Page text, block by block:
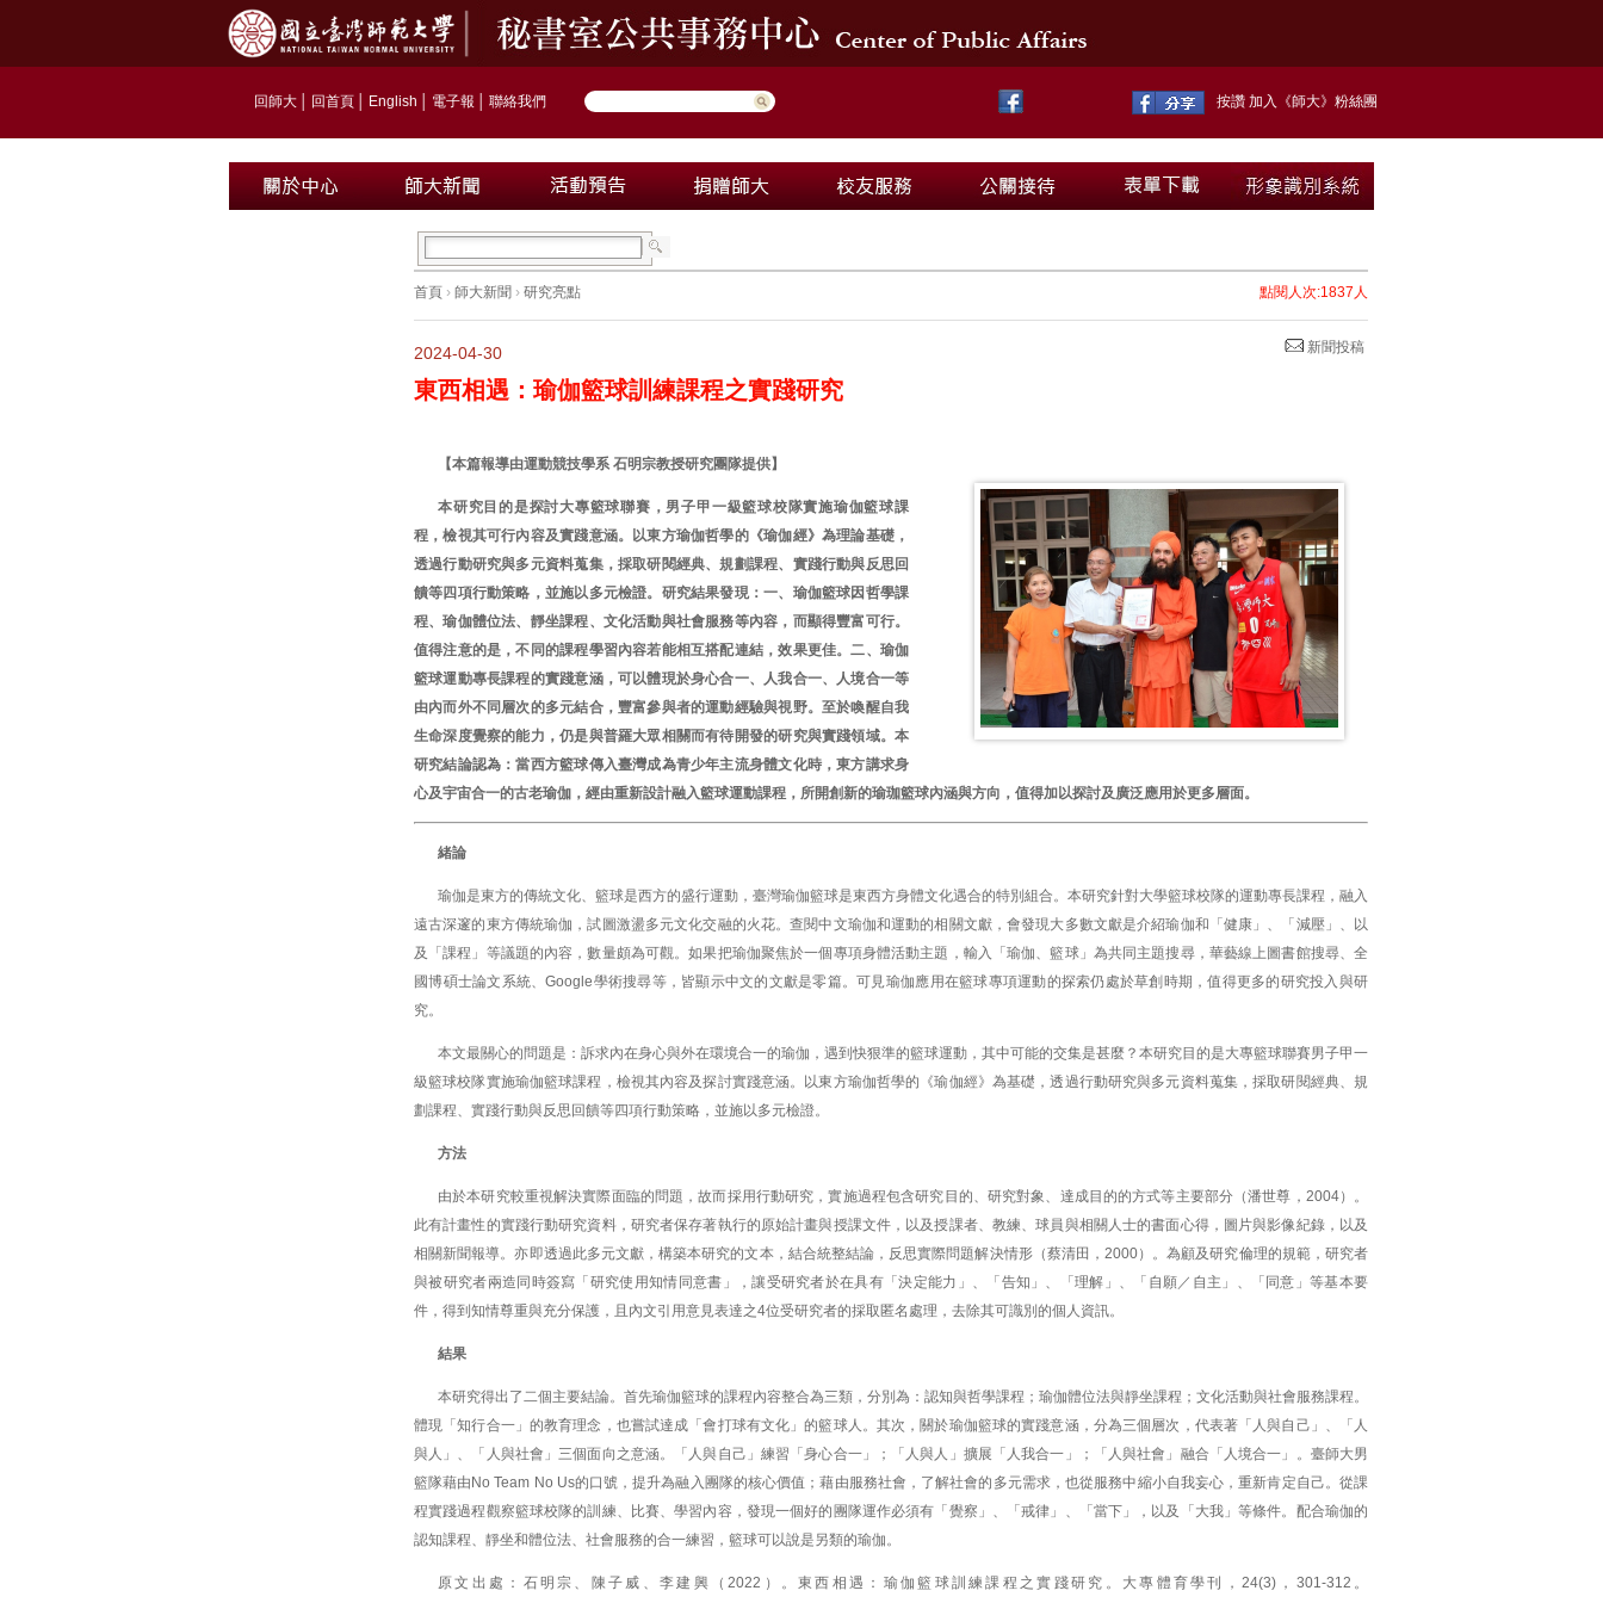
回師大 回首頁 English 電子報 聯絡我們 按讚 加入《師大》粉絲團
首頁 › 師大新聞 › 研究亮點 點閱人次:1837人
新聞投稿
2024-04-30
東西相遇：瑜伽籃球訓練課程之實踐研究
【本篇報導由運動競技學系 石明宗教授研究團隊提供】
本研究目的是探討大專籃球聯賽，男子甲一級籃球校隊實施瑜伽籃球課
程，檢視其可行內容及實踐意涵。以東方瑜伽哲學的《瑜伽經》為理論基礎，
透過行動研究與多元資料蒐集，採取研閱經典、規劃課程、實踐行動與反思回
饋等四項行動策略，並施以多元檢證。研究結果發現：一、瑜伽籃球因哲學課
程、瑜伽體位法、靜坐課程、文化活動與社會服務等內容，而顯得豐富可行。
值得注意的是，不同的課程學習內容若能相互搭配連結，效果更佳。二、瑜伽
籃球運動專長課程的實踐意涵，可以體現於身心合一、人我合一、人境合一等
由內而外不同層次的多元結合，豐富參與者的運動經驗與視野。至於喚醒自我
生命深度覺察的能力，仍是與普羅大眾相關而有待開發的研究與實踐領域。本
研究結論認為：當西方籃球傳入臺灣成為青少年主流身體文化時，東方講求身
心及宇宙合一的古老瑜伽，經由重新設計融入籃球運動課程，所開創新的瑜珈籃球內涵與方向，值得加以探討及廣泛應用於更多層面。
緒論
瑜伽是東方的傳統文化、籃球是西方的盛行運動，臺灣瑜伽籃球是東西方身體文化遇合的特別組合。本研究針對大學籃球校隊的運動專長課程，融入
遠古深邃的東方傳統瑜伽，試圖激盪多元文化交融的火花。查閱中文瑜伽和運動的相關文獻，會發現大多數文獻是介紹瑜伽和「健康」、「減壓」、以
及「課程」等議題的內容，數量頗為可觀。如果把瑜伽聚焦於一個專項身體活動主題，輸入「瑜伽、籃球」為共同主題搜尋，華藝線上圖書館搜尋、全
國博碩士論文系統、Google學術搜尋等，皆顯示中文的文獻是零篇。可見瑜伽應用在籃球專項運動的探索仍處於草創時期，值得更多的研究投入與研
究。
本文最關心的問題是：訴求內在身心與外在環境合一的瑜伽，遇到快狠準的籃球運動，其中可能的交集是甚麼？本研究目的是大專籃球聯賽男子甲一
級籃球校隊實施瑜伽籃球課程，檢視其內容及探討實踐意涵。以東方瑜伽哲學的《瑜伽經》為基礎，透過行動研究與多元資料蒐集，採取研閱經典、規
劃課程、實踐行動與反思回饋等四項行動策略，並施以多元檢證。
方法
由於本研究較重視解決實際面臨的問題，故而採用行動研究，實施過程包含研究目的、研究對象、達成目的的方式等主要部分（潘世尊，2004）。
此有計畫性的實踐行動研究資料，研究者保存著執行的原始計畫與授課文件，以及授課者、教練、球員與相關人士的書面心得，圖片與影像紀錄，以及
相關新聞報導。亦即透過此多元文獻，構築本研究的文本，結合統整結論，反思實際問題解決情形（蔡清田，2000）。為顧及研究倫理的規範，研究者
與被研究者兩造同時簽寫「研究使用知情同意書」，讓受研究者於在具有「決定能力」、「告知」、「理解」、「自願／自主」、「同意」等基本要
件，得到知情尊重與充分保護，且內文引用意見表達之4位受研究者的採取匿名處理，去除其可識別的個人資訊。
結果
本研究得出了二個主要結論。首先瑜伽籃球的課程內容整合為三類，分別為：認知與哲學課程；瑜伽體位法與靜坐課程；文化活動與社會服務課程。
體現「知行合一」的教育理念，也嘗試達成「會打球有文化」的籃球人。其次，關於瑜伽籃球的實踐意涵，分為三個層次，代表著「人與自己」、「人
與人」、「人與社會」三個面向之意涵。「人與自己」練習「身心合一」；「人與人」擴展「人我合一」；「人與社會」融合「人境合一」。臺師大男
籃隊藉由No Team No Us的口號，提升為融入團隊的核心價值；藉由服務社會，了解社會的多元需求，也從服務中縮小自我妄心，重新肯定自己。從課
程實踐過程觀察籃球校隊的訓練、比賽、學習內容，發現一個好的團隊運作必須有「覺察」、「戒律」、「當下」，以及「大我」等條件。配合瑜伽的
認知課程、靜坐和體位法、社會服務的合一練習，籃球可以說是另類的瑜伽。
原文出處：石明宗、陳子威、李建興（2022）。東西相遇：瑜伽籃球訓練課程之實踐研究。大專體育學刊，24(3)，301-312。